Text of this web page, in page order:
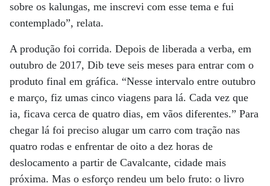
sobre os kalungas, me inscrevi com esse tema e fui
contemplado”, relata.
A produção foi corrida. Depois de liberada a verba, em
outubro de 2017, Dib teve seis meses para entrar com o
produto final em gráfica. “Nesse intervalo entre outubro
e março, fiz umas cinco viagens para lá. Cada vez que
ia, ficava cerca de quatro dias, em vãos diferentes.” Para
chegar lá foi preciso alugar um carro com tração nas
quatro rodas e enfrentar de oito a dez horas de
deslocamento a partir de Cavalcante, cidade mais
próxima. Mas o esforço rendeu um belo fruto: o livro